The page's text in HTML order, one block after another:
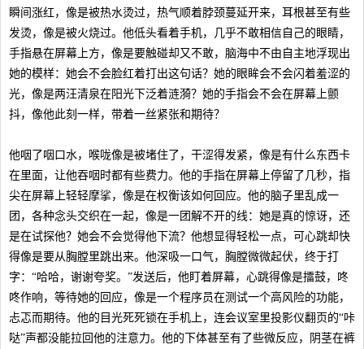
瞬间涨红，像是被热水烫过，热气顺着脖颈蔓延开来，耳根甚至有些
发烫，像是被火烧过。他低头看着手机，几乎不敢相信自己的眼睛，
手指悬在屏幕上方，像是要触碰却又不敢，脑海中不由自主地浮现出
她的模样：她会不会脸红着打出这句话？她的眼眸会不会闪着羞涩的
光，像是两汪清泉在阳光下泛着涟漪？她的手指会不会在屏幕上颤
抖，像他此刻一样，带着一丝紧张和期待？
他咽了咽口水，喉咙像是被堵住了，干涩得发紧，像是有什么东西卡
在里面，让他吞咽时都有些费力。他的手指在屏幕上停留了几秒，指
尖在屏幕上轻轻摩挲，像是在权衡该如何回应。他的脑子里乱成一
团，各种念头交织在一起，像是一团解不开的线：她是真的惊讶，还
是在试探他？她会不会觉得他下流？他想显得轻松一点，可心跳却快
得像是要从胸膛里跳出来。他深吸一口气，胸膛微微起伏，终于打
字：“哈哈，谢谢夸奖。”发送后，他盯着屏幕，心跳得像是擂鼓，咚
咚作响，等待她的回应，像是一个程序员在测试一个高风险的功能，
忐忑而期待。他的目光死死锁在手机上，连会议室里投影仪翻页的“咔
哒”声都没能拉回他的注意力。他的下体甚至有了些微反应，阴茎在裤